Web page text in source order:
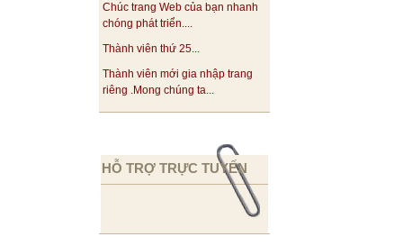
Chúc trang Web của bạn nhanh
chóng phát triển....
Thành viên thứ 25...
Thành viên mới gia nhập trang
riêng .Mong chúng ta...
HỖ TRỢ TRỰC TUYẾN